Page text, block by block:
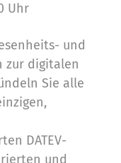
Uhr
und
zur digitalen
Sie alle
DATEV-
und